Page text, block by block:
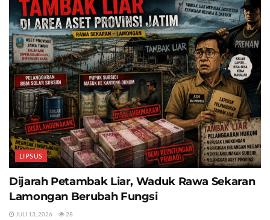
LIPSUS
Dijarah Petambak Liar, Waduk Rawa Sekaran
Lamongan Berubah Fungsi
JULI 13, 2026 28